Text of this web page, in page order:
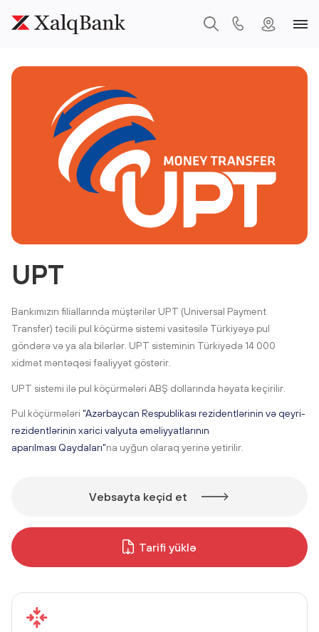
UPT
Bankımızın filiallarında müştərilər UPT (Universal Payment
Transfer) təcili pul köçürmə sistemi vasitəsilə Türkiyəyə pul
göndərə və ya ala bilərlər. UPT sisteminin Türkiyədə 14 000
xidmət məntəqəsi fəaliyyət göstərir.
UPT sistemi ilə pul köçürmələri ABŞ dollarında həyata keçirilir.
Pul köçürmələri "Azərbaycan Respublikası rezidentlərinin və qeyri-
rezidentlərinin xarici valyuta əməliyyatlarının
aparılması Qaydaları"na uyğun olaraq yerinə yetirilir.
Vebsayta keçid et
Tarifi yüklə